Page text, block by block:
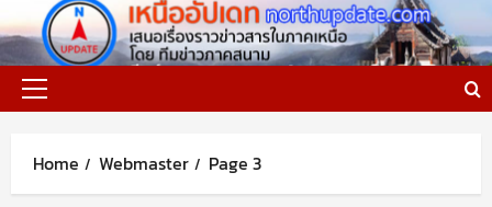
to
content
Primary
Home Webmaster Page 3